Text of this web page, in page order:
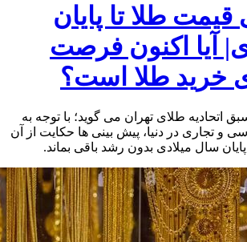
طلا تا پایان
آیا اکنون فرصت
خرید طلا است؟
اتحادیه طلای تهران می گوید؛ با توجه به
و تجاری در دنیا، پیش بینی ها حکایت از آن
سال میلادی بدون رشد باقی بماند.